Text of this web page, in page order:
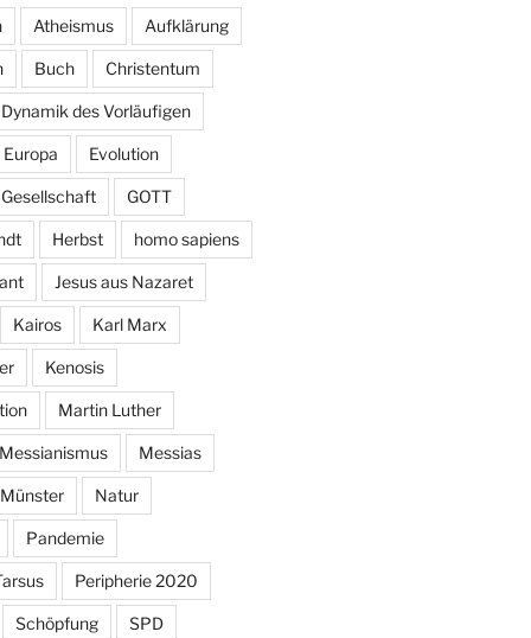
Atheismus Aufklärung
Buch Christentum
Dynamik des Vorläufigen
Europa Evolution
Gesellschaft GOTT
Herbst homo sapiens
Jesus aus Nazaret
Kairos Karl Marx
Kenosis
Martin Luther
Messianismus Messias
Münster Natur
Pandemie
Peripherie 2020
Schöpfung SPD